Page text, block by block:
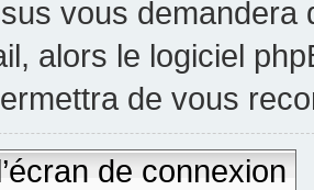
vous demandera
alors le logiciel
de vous
de connexion